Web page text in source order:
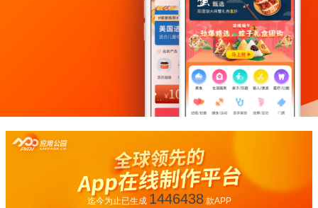
迄今为止已生成 1446438款APP